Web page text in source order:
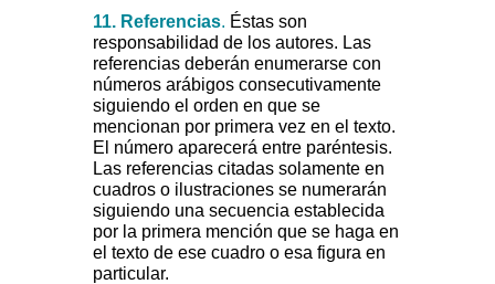
11. Referencias. Éstas son
responsabilidad de los autores. Las
referencias deberán enumerarse con
números arábigos consecutivamente
siguiendo el orden en que se
mencionan por primera vez en el texto.
El número aparecerá entre paréntesis.
Las referencias citadas solamente en
cuadros o ilustraciones se numerarán
siguiendo una secuencia establecida
por la primera mención que se haga en
el texto de ese cuadro o esa figura en
particular.